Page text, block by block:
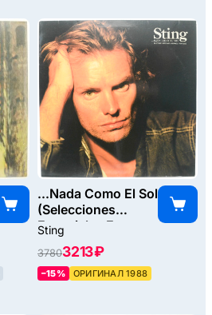
...Nada Como El Sol
(Selecciones
Especiales En
Espanol Y
Portugues), 1988
Sting
37803213 ₽
–15% ОРИГИНАЛ 1988